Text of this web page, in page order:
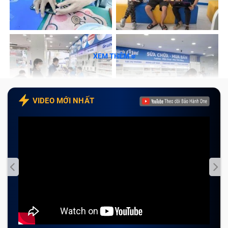
Khi nào cần thay loa Laptop HP Pavilon
14-ce2035TU? Dấu hiệu nhận biết loa
Laptop hỏng
Những dấu hiệu nào của loa Laptop báo hiệu cần sửa
thay loa Laptop như sau:
Laptop báo lỗi file Audio khi bạn mở file nhạc, mất
mà không cần thay mới loa Laptop. Nếu gặp khó
XEM THÊM
VIDEO MỚI NHẤT